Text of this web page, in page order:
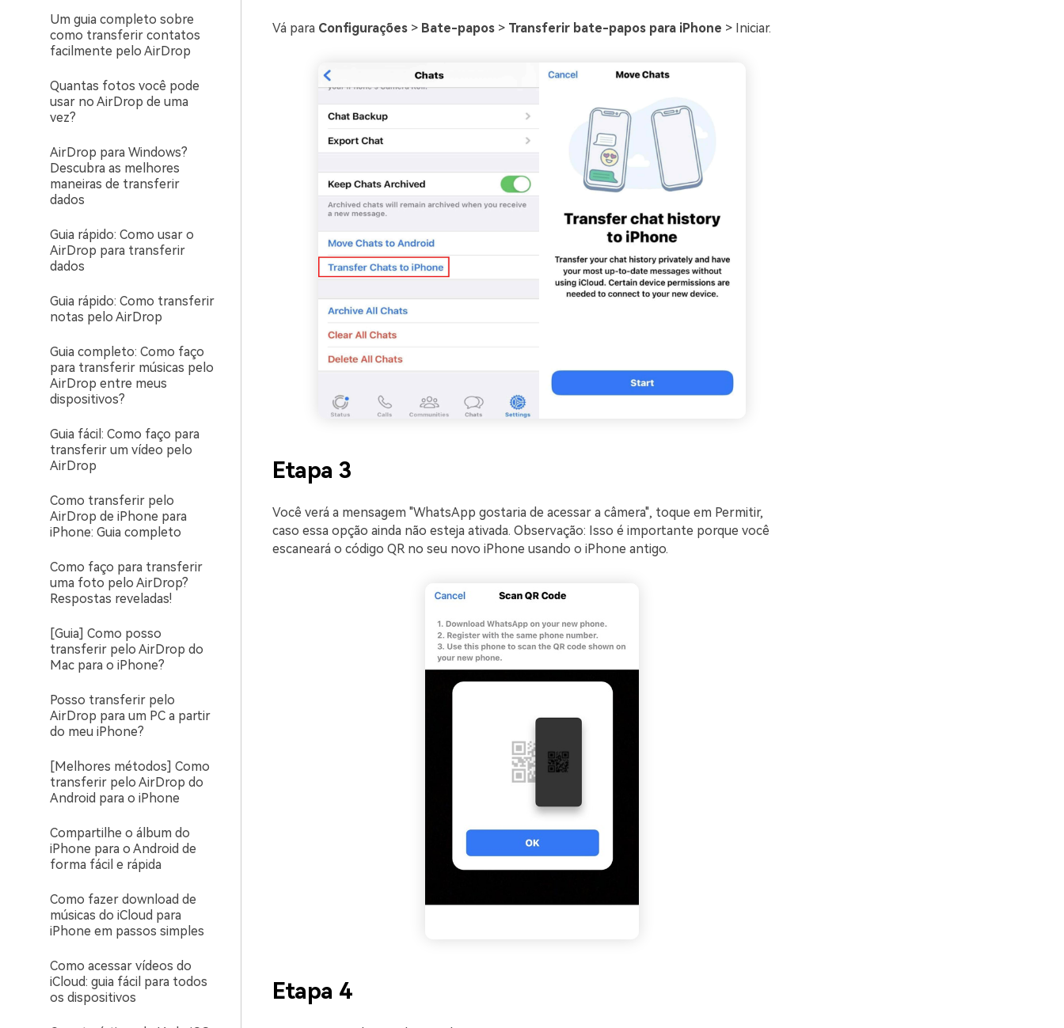
Um guia completo sobre
como transferir contatos
facilmente pelo AirDrop
Quantas fotos você pode
usar no AirDrop de uma
vez?
AirDrop para Windows?
Descubra as melhores
maneiras de transferir
dados
Guia rápido: Como usar o
AirDrop para transferir
dados
Guia rápido: Como transferir
notas pelo AirDrop
Guia completo: Como faço
para transferir músicas pelo
AirDrop entre meus
dispositivos?
Guia fácil: Como faço para
transferir um vídeo pelo
AirDrop
Como transferir pelo
AirDrop de iPhone para
iPhone: Guia completo
Como faço para transferir
uma foto pelo AirDrop?
Respostas reveladas!
[Guia] Como posso
transferir pelo AirDrop do
Mac para o iPhone?
Posso transferir pelo
AirDrop para um PC a partir
do meu iPhone?
[Melhores métodos] Como
transferir pelo AirDrop do
Android para o iPhone
Compartilhe o álbum do
iPhone para o Android de
forma fácil e rápida
Como fazer download de
músicas do iCloud para
iPhone em passos simples
Como acessar vídeos do
iCloud: guia fácil para todos
os dispositivos
Vá para Configurações> Bate-papos> Transferir bate-papos para iPhone > Iniciar.
Etapa 3
Você verá a mensagem "WhatsApp gostaria de acessar a câmera", toque em Permitir,
caso essa opção ainda não esteja ativada. Observação: Isso é importante porque você
escaneará o código QR no seu novo iPhone usando o iPhone antigo.
Etapa 4